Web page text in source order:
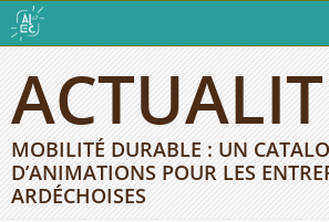
MOBILITÉ DURABLE : UN
D’ANIMATIONS POUR LES
ARDÉCHOISES